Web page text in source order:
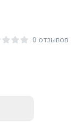
0 отзывов